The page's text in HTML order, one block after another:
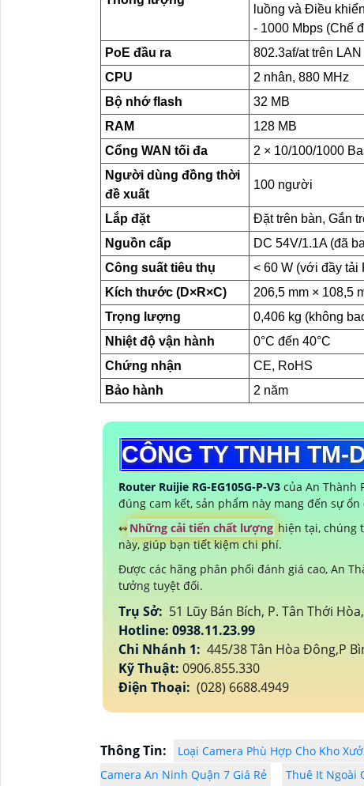
luồng và Điều
- 1000 Mbps (Chế
PoE đầu ra
802.3af/at trên LAN
CPU
2 nhân, 880 MHz
Bộ nhớ flash
32 MB
RAM
128 MB
Cổng WAN tối đa
2 × 10/100/1000
Người dùng đồng thời
đề xuất
100 người
Lắp đặt
Đặt trên bàn, Gắn
Nguồn cấp
DC 54V/1.1A (đã
Công suất tiêu thụ
< 60 W (với đầy tải
Kích thước (D×R×C)
206,5 mm × 108,5
Trọng lượng
0,406 kg (không
Nhiệt độ vận hành
0°C đến 40°C
Chứng nhận
CE, RoHS
Bảo hành
2 năm
CÔNG TY TNHH TM-
Router Ruijie RG-EG105G-P-V3 của An Thành
đúng cam kết, sản phẩm này mang đến sự
↭ Những cải tiến chất lượng hiện tại, chúng
này, giúp bạn tiết kiệm chi phí.
Được các hãng phân phối đánh giá cao, An
tưởng tuyệt đối.
Trụ Sở: 51 Lũy Bán Bích, P. Tân Thới
Hotline: 0938.11.23.99
Chi Nhánh 1: 445/38 Tân Hòa Đông,P
Kỹ Thuật: 0906.855.330
Điện Thoại: (028) 6688.4949
Thông Tin: Loại Camera Phù Hợp Cho Kho
Camera An Ninh Quận 7 Giá Rẻ
Thuê It Ngoài